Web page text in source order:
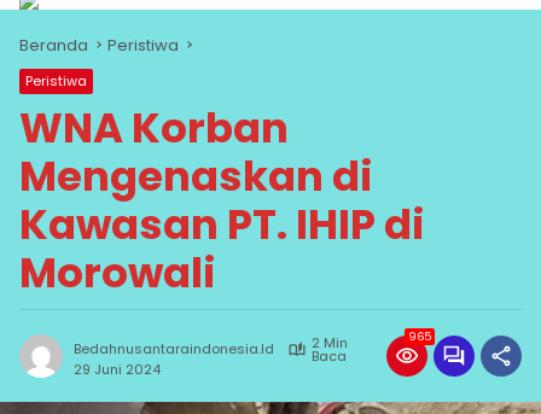
Beranda Peristiwa
Peristiwa
WNA Korban
Mengenaskan di
Kawasan PT. IHIP di
Morowali
Bedahnusantaraindonesia.id 2 Min
Baca
29 Juni 2024
965